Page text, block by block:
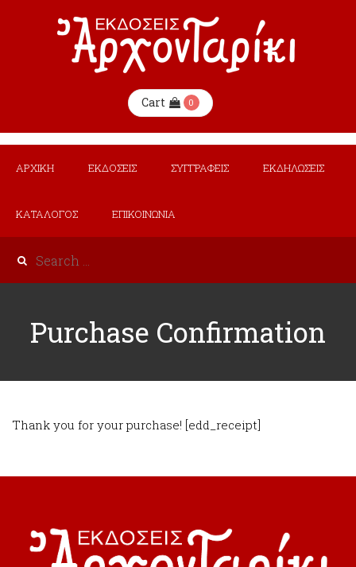
Cart 0
ΑΡΧΙΚΗ ΕΚΔΟΣΕΙΣ ΣΥΓΓΡΑΦΕΙΣ ΕΚΔΗΛΩΣΕΙΣ
ΚΑΤΑΛΟΓΟΣ ΕΠΙΚΟΙΝΩΝΙΑ
Purchase Confirmation
Thank you for your purchase! [edd_receipt]